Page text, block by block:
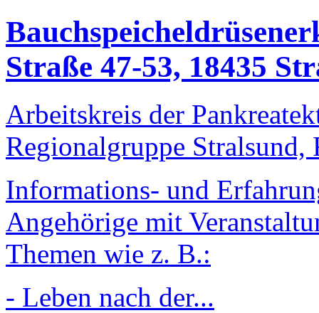
Straße 47-53, 18435
Arbeitskreis der
Regionalgruppe
Informations- und
Angehörige mit
Themen wie z. B.:
- Leben nach der...